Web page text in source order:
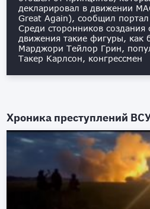
декларировал в движении
Great Again), сообщил портал
Среди сторонников создания
движения такие фигуры, как
Марджори Тейлор Грин,
Такер Карлсон, конгрессмен
Хроника преступлений